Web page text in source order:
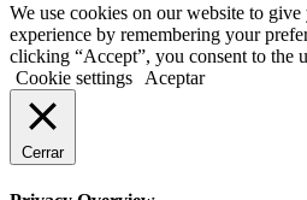
We use cookies on our website to
experience by remembering your
clicking “Accept”, you consent to the
Cookie settings
Aceptar
Cerrar